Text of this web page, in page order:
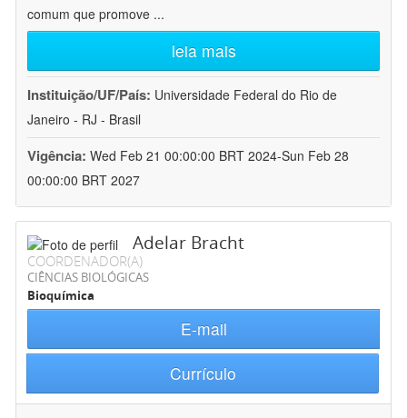
comum que promove ...
leia mais
Instituição/UF/País: Universidade Federal do Rio de
Janeiro - RJ - Brasil
Vigência: Wed Feb 21 00:00:00 BRT 2024-Sun Feb 28
00:00:00 BRT 2027
Adelar Bracht
COORDENADOR(A)
CIÊNCIAS BIOLÓGICAS
Bioquímica
E-mail
Currículo